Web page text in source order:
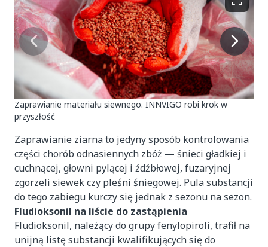
Zaprawianie materiału siewnego. INNVIGO robi krok w
przyszłość
Zaprawianie ziarna to jedyny sposób kontrolowania
części chorób odnasiennych zbóż — śnieci gładkiej i
cuchnącej, głowni pylącej i źdźbłowej, fuzaryjnej
zgorzeli siewek czy pleśni śniegowej. Pula substancji
do tego zabiegu kurczy się jednak z sezonu na sezon.
Fludioksonil na liście do zastąpienia
Fludioksonil, należący do grupy fenylopiroli, trafił na
unijną listę substancji kwalifikujących się do